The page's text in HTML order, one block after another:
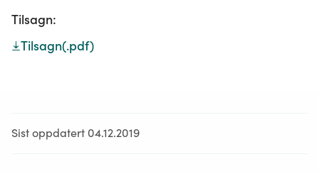
Tilsagn:
Tilsagn(.pdf)
Sist oppdatert 04.12.2019